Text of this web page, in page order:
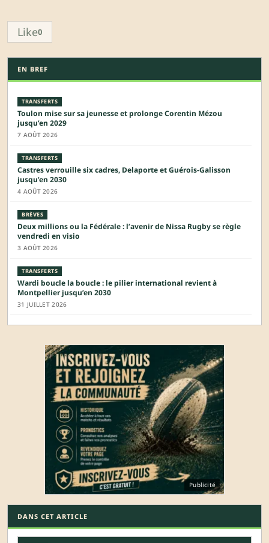
Like0
EN BREF
TRANSFERTS
Toulon mise sur sa jeunesse et prolonge Corentin Mézou
jusqu’en 2029
7 AOÛT 2026
TRANSFERTS
Castres verrouille six cadres, Delaporte et Guérois-Galisson
jusqu’en 2030
4 AOÛT 2026
BRÈVES
Deux millions ou la Fédérale : l’avenir de Nissa Rugby se règle
vendredi en visio
3 AOÛT 2026
TRANSFERTS
Wardi boucle la boucle : le pilier international revient à
Montpellier jusqu’en 2030
31 JUILLET 2026
Publicité
DANS CET ARTICLE